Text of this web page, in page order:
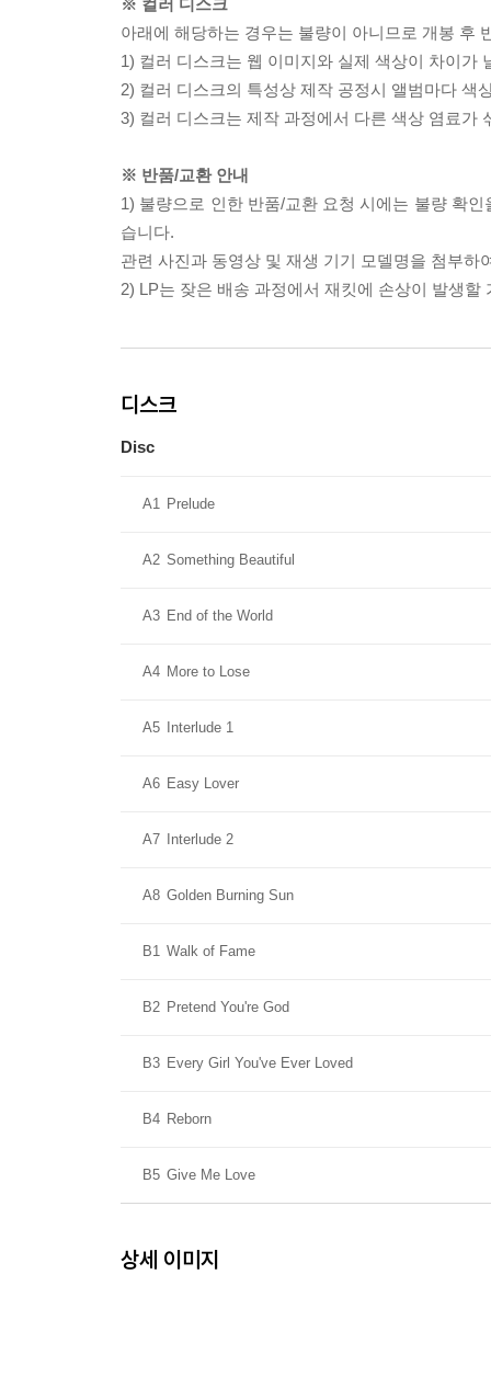
※ 컬러 디스크
아래에 해당하는 경우는 불량이 아니므로 개봉 후
1) 컬러 디스크는 웹 이미지와 실제 색상이 차이가
2) 컬러 디스크의 특성상 제작 공정시 앨범마다 색
3) 컬러 디스크는 제작 과정에서 다른 색상 염료가
※ 반품/교환 안내
1) 불량으로 인한 반품/교환 요청 시에는 불량 확
습니다.
관련 사진과 동영상 및 재생 기기 모델명을 첨부하
2) LP는 잦은 배송 과정에서 재킷에 손상이 발생
디스크
Disc
A1 Prelude
A2 Something Beautiful
A3 End of the World
A4 More to Lose
A5 Interlude 1
A6 Easy Lover
A7 Interlude 2
A8 Golden Burning Sun
B1 Walk of Fame
B2 Pretend You're God
B3 Every Girl You've Ever Loved
B4 Reborn
B5 Give Me Love
상세 이미지